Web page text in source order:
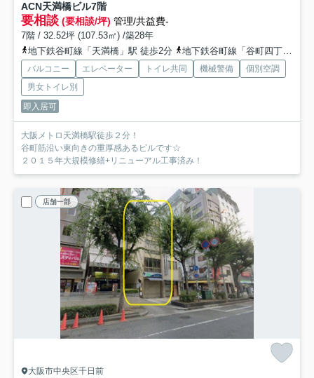
ACN天満橋ビル7階
要相談 (要相談/坪) 管理/共益費-
7階 / 32.52坪 (107.53㎡) /築28年
地下鉄谷町線「天満橋」駅 徒歩2分
地下鉄谷町線「谷町四丁目」駅 徒歩7分
バルコニー エレベーター トイレ共同 機械警備
個別空調
男女トイレ別
即入居可
大阪メトロ天満橋駅徒歩２分！
谷町筋沿い東向きの重厚感あるビルです☆
２０１５年大規模修繕+リニューアル工事済み！
店舗一部
大阪市中央区千日前